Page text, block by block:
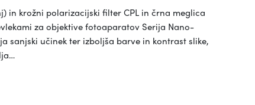
in krožni polarizacijski filter CPL in črna meglica
za objektive fotoaparatov Serija Nano-
sanjski učinek ter izboljša barve in kontrast slike,